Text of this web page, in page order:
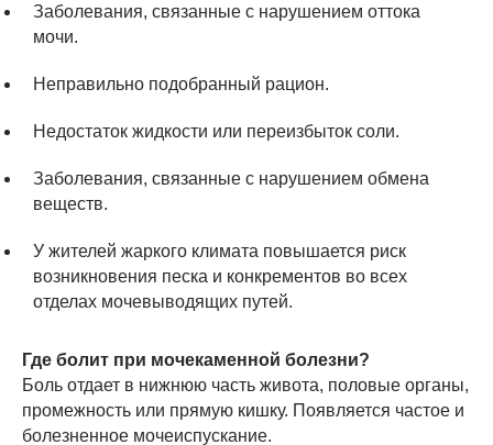
Заболевания, связанные с нарушением оттока
мочи.
Неправильно подобранный рацион.
Недостаток жидкости или переизбыток соли.
Заболевания, связанные с нарушением обмена
веществ.
У жителей жаркого климата повышается риск
возникновения песка и конкрементов во всех
отделах мочевыводящих путей.
Где болит при мочекаменной болезни?
Боль отдает в нижнюю часть живота, половые органы,
промежность или прямую кишку. Появляется частое и
болезненное мочеиспускание.